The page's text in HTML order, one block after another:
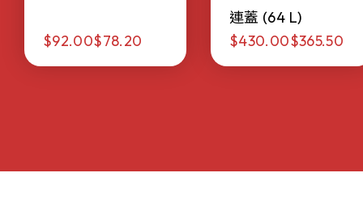
$92.00$78.20
連蓋 (64 L)
$430.00$365.50